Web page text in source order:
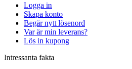
Logga in
Skapa konto
Begär nytt lösenord
Var är min leverans?
Lös in kupong
Intressanta fakta